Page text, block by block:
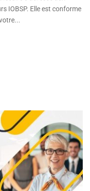
IOBSP. Elle est conforme